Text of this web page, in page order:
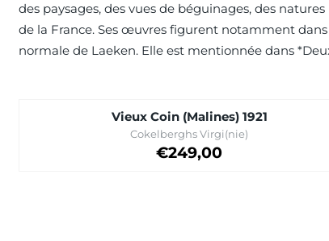
des paysages, des vues de béguinages, des
de la France. Ses œuvres figurent notamment
normale de Laeken. Elle est mentionnée dans
Vieux Coin (Malines) 1921
Marque :
Cokelberghs Virgi(nie)
Prix: 249,00
€249,00